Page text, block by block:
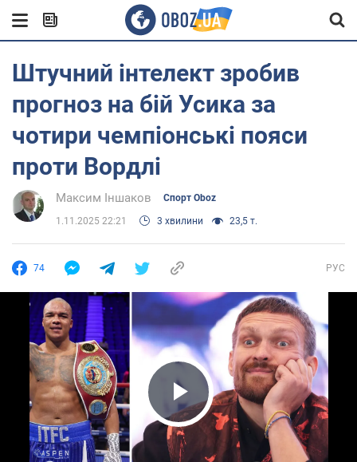
Штучний інтелект зробив
прогноз на бій Усика за
чотири чемпіонські пояси
проти Вордлі
Максим Іншаков Спорт Oboz
1.11.2025 22:21 3 хвилини 23,5 т.
74 РУС
Play Video